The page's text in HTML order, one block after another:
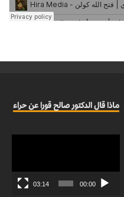
ماذا قال الدكتور صالح قورا عن حراء
00:00
03:14